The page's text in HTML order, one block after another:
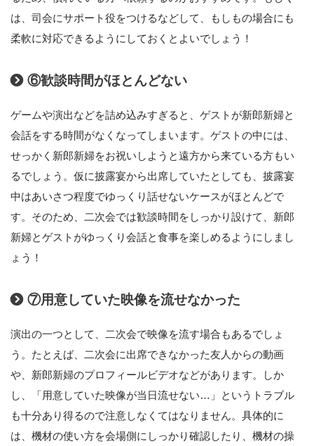
は、司会にサポート役をつけるなどして、もしもの場合にも
柔軟に対応できるようにしておくとよいでしょう！
⑥歓談時間がほとんどない
ゲームや演出などを詰め込みすぎると、ゲストが新郎新婦と
会話をする時間がなくなってしまいます。ゲストの中には、
せっかく新郎新婦をお祝いしようと遠方から来ている方もい
るでしょう。仮に披露宴から出席していたとしても、披露宴
中はあいさつ程度でゆっくり話せないケースがほとんどで
す。そのため、二次会では歓談時間をしっかり設けて、新郎
新婦とゲストがゆっくり会話と食事を楽しめるようにしまし
ょう！
⑦用意していた映像を流せなかった
演出の一つとして、二次会で映像を流す場合もあるでしょ
う。たとえば、二次会に出席できなかった友人からの動画
や、新郎新婦のプロフィールビデオなどがあります。しか
し、「用意していた映像が当日流せない…」というトラブル
も十分あり得るので注意しなくてはなりません。具体的に
は、機材の使い方を会場側にしっかり確認したり、機材の操